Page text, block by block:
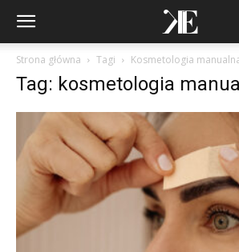
Strona główna Tagi Kosmetologia
Tag: kosmetologia